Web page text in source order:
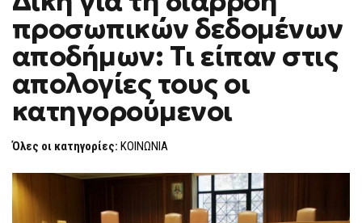
ΓΙΑ
ΔΙΑΡΡΟΉ
ΠΡΟΣΩΠΙΚΏΝ
ΔΕΔΟΜΈΝΩΝ
ΑΠΟΔΉΜΩΝ:
TΙ
ΕΊΠΑΝ
ΑΠΟΛΟΓΊΕΣ
ΚΑΤΗΓΟΡΟΎΜΕΝΟΙ
προσωπικών δεδομένων
αποδήμων: Tι είπαν στις
απολογίες τους οι
κατηγορούμενοι
Όλες οι κατηγορίες: ΚΟΙΝΩΝΙΑ